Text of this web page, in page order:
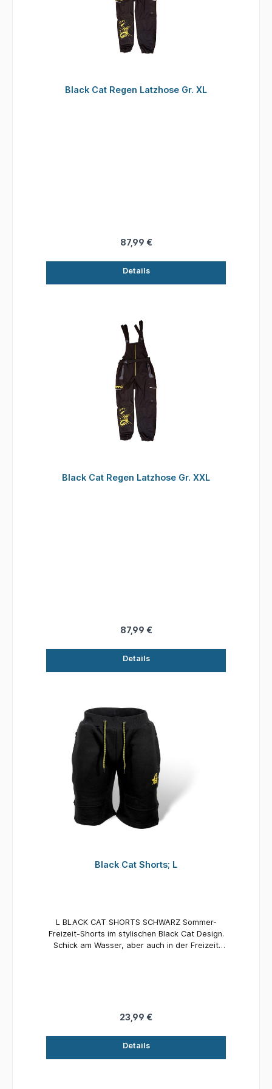
Black Cat Regen Latzhose Gr. XL
87,99 €
Details
Black Cat Regen Latzhose Gr. XXL
87,99 €
Details
Black Cat Shorts; L
L BLACK CAT SHORTS SCHWARZ Sommer-
Freizeit-Shorts im stylischen Black Cat Design.
Schick am Wasser, aber auch in der Freizeit
23,99 €
Details